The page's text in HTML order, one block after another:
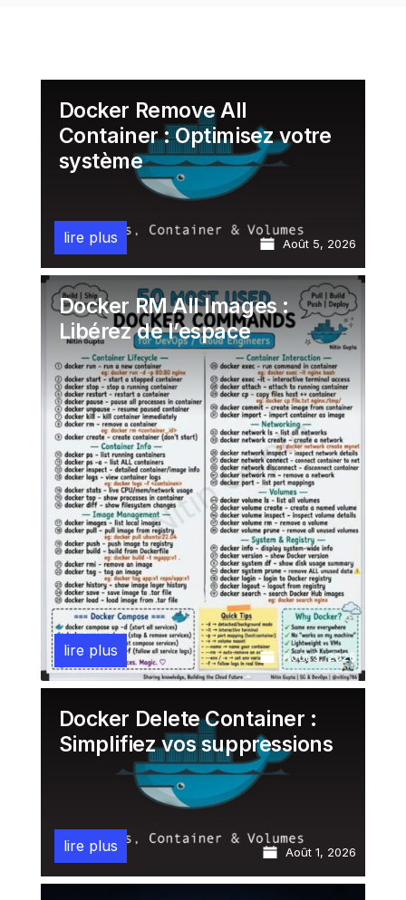
Docker Remove All
Container : Optimisez votre
système
Août 5, 2026
lire plus
Docker RM All Images :
Libérez de l’espace
Août 3, 2026
lire plus
Docker Delete Container :
Simplifiez vos suppressions
Août 1, 2026
lire plus